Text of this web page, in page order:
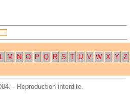
L M N O P Q R S T U V W X Y Z
- Reproduction interdite.